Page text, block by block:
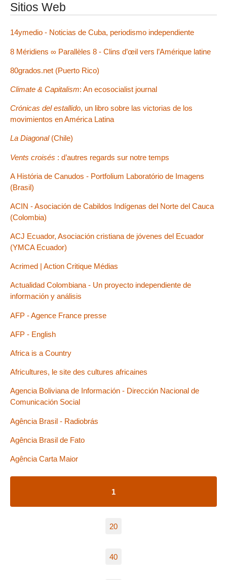
Sitios Web
14ymedio - Noticias de Cuba, periodismo independiente
8 Méridiens ∞ Parallèles 8 - Clins d’œil vers l’Amérique latine
80grados.net (Puerto Rico)
Climate & Capitalism: An ecosocialist journal
Crónicas del estallido, un libro sobre las victorias de los
movimientos en América Latina
La Diagonal(Chile)
Vents croisés : d’autres regards sur notre temps
A História de Canudos - Portfolium Laboratório de Imagens
(Brasil)
ACIN - Asociación de Cabildos Indígenas del Norte del Cauca
(Colombia)
ACJ Ecuador, Asociación cristiana de jóvenes del Ecuador
(YMCA Ecuador)
Acrimed | Action Critique Médias
Actualidad Colombiana - Un proyecto independiente de
información y análisis
AFP - Agence France presse
AFP - English
Africa is a Country
Africultures, le site des cultures africaines
Agencia Boliviana de Información - Dirección Nacional de
Comunicación Social
Agência Brasil - Radiobrás
Agência Brasil de Fato
Agência Carta Maior
1
20
40